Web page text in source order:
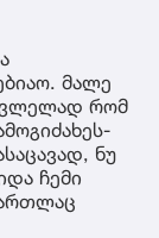
მალე
რომ
ნუ
ჩემი